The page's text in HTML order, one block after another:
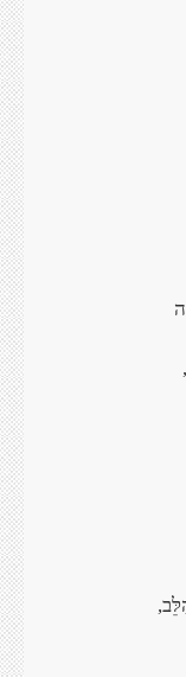
,
,